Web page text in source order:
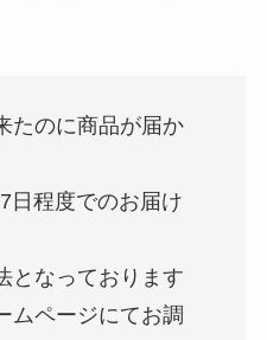
たのに商品が届か
日程度でのお届け
となっております
ムページにてお調